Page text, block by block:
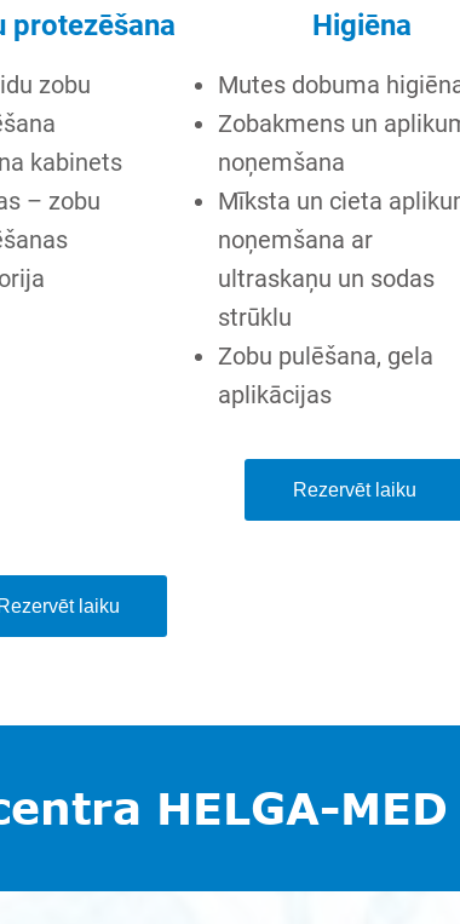
protezēšana
zobu
kabinets
– zobu
Rezervēt laiku
Higiēna
Mutes dobuma
Zobakmens un
noņemšana
Mīksta un cieta
noņemšana ar
ultraskaņu un sodas
strūklu
Zobu pulēšana, gela
aplikācijas
Rezervēt laiku
HELGA-